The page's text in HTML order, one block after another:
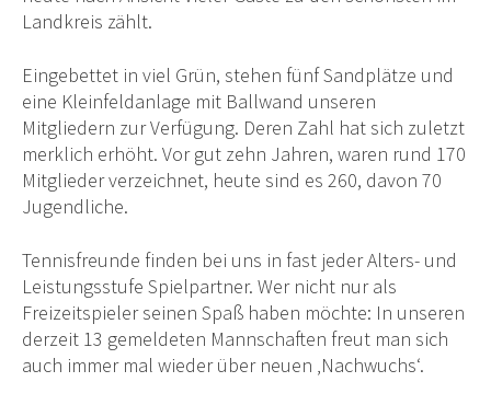
Landkreis zählt.
Eingebettet in viel Grün, stehen fünf Sandplätze und
eine Kleinfeldanlage mit Ballwand unseren
Mitgliedern zur Verfügung. Deren Zahl hat sich zuletzt
merklich erhöht. Vor gut zehn Jahren, waren rund 170
Mitglieder verzeichnet, heute sind es 260, davon 70
Jugendliche.
Tennisfreunde finden bei uns in fast jeder Alters- und
Leistungsstufe Spielpartner. Wer nicht nur als
Freizeitspieler seinen Spaß haben möchte: In unseren
derzeit 13 gemeldeten Mannschaften freut man sich
auch immer mal wieder über neuen ‚Nachwuchs‘.